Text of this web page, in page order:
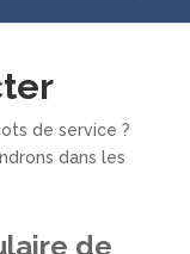
de service ?
dans les
de